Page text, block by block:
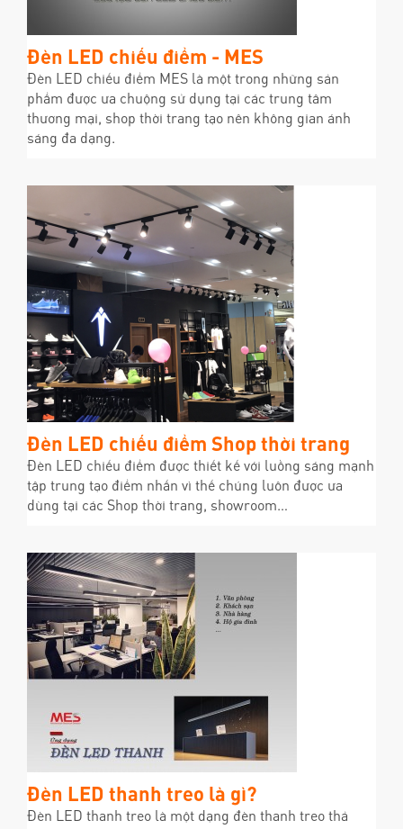
Đèn LED chiếu điểm - MES
Đèn LED chiếu điểm MES là một trong những sản
phẩm được ưa chuộng sử dụng tại các trung tâm
thương mại, shop thời trang tạo nên không gian ánh
sáng đa dạng.
Đèn LED chiếu điểm Shop thời trang
Đèn LED chiếu điểm được thiết kế với luồng sáng mạnh
tập trung tạo điểm nhấn vì thế chúng luôn được ưa
dùng tại các Shop thời trang, showroom…
Đèn LED thanh treo là gì?
Đèn LED thanh treo là một dạng đèn thanh treo thả